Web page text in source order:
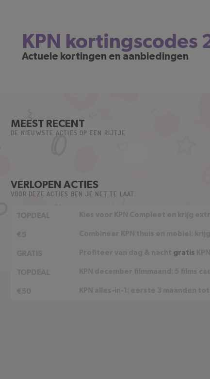
KPN kortingscodes
Actuele kortingen en aanbiedingen
MEEST RECENT
DE NIEUWSTE ACTIES OP EEN RIJTJE
VERLOPEN ACTIES
VOOR DEZE ACTIES BEN JE NET TE LAAT.
gratis